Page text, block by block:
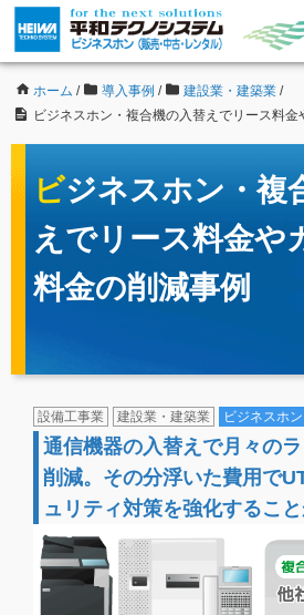
ホーム / 導入事例 / 建設業・建築業 /
ビジネスホン・複合機の入替えでリース料
ビジネスホン・複合機の入替
えでリース料金や
料金の削減事例
設備工事業 建設業・建築業 ビジネスホン
通信機器の入替えで月々の
削減。その分浮いた費用で
ュリティ対策を強化すること